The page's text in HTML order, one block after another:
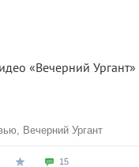
«Вечерний Ургант»
, Вечерний Ургант
15